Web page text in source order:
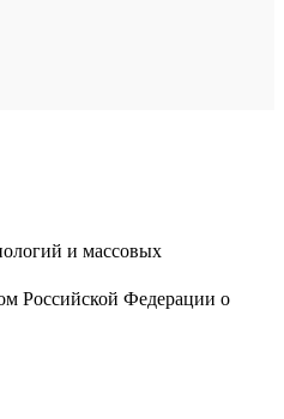
и массовых
Российской Федерации о